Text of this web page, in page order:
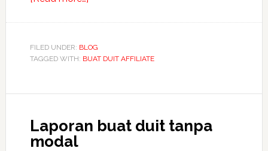
menulis
untuk
yang
FILED UNDER: BLOG
TAGGED WITH: BUAT DUIT AFFILIATE
Laporan buat duit tanpa
modal